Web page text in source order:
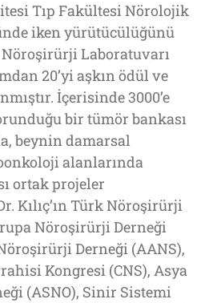
Tıp Fakültesi Nörolojik
iken yürütücülüğünü
Nöroşirürji Laboratuvarı
20’yi aşkın ödül ve
İçerisinde 3000’e
bir tümör bankası
beynin damarsal
alanlarında
ortak projeler
Kılıç’ın Türk Nöroşirürji
Nöroşirürji Derneği
Derneği (AANS),
Kongresi (CNS), Asya
(ASNO), Sinir Sistemi